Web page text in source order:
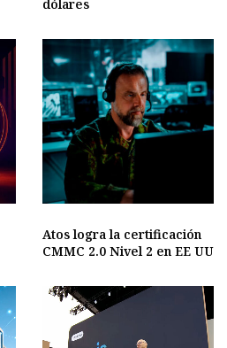
dólares
Atos logra la certificación
CMMC 2.0 Nivel 2 en EE UU